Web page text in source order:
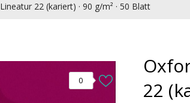
22 (kariert) · 90 g/m² · 50 Blatt
0
22